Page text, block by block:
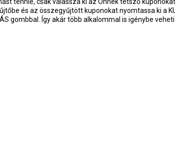
és az összegyűjtött kuponokat nyomtassa ki a
gombbal. Így akár több alkalommal is igénybe